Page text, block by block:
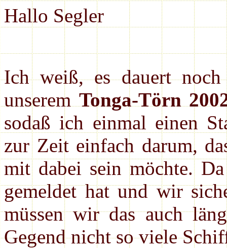
Hallo Segler
Ich weiß, es dauert
unserem Tonga-Törn
sodaß ich einmal einen
zur Zeit einfach darum,
mit dabei sein möchte.
gemeldet hat und wir
müssen wir das auch
Gegend nicht so viele